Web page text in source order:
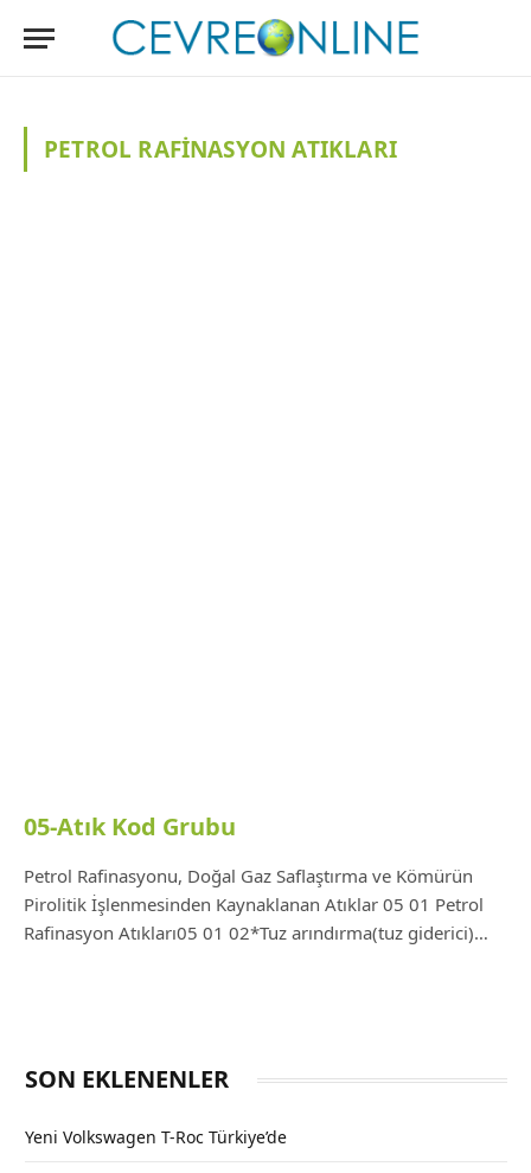
PETROL RAFINASYON ATIKLARI
05-Atık Kod Grubu
Petrol Rafinasyonu, Doğal Gaz Saflaştırma ve Kömürün
Pirolitik İşlenmesinden Kaynaklanan Atıklar 05 01 Petrol
Rafinasyon Atıkları05 01 02*Tuz arındırma(tuz giderici)…
SON EKLENENLER
Yeni Volkswagen T-Roc Türkiye’de